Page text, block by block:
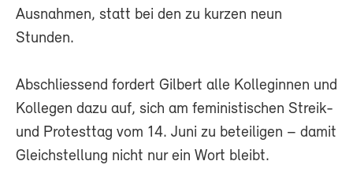
Ausnahmen, statt bei den zu kurzen neun
Stunden.
Abschliessend fordert Gilbert alle Kolleginnen und
Kollegen dazu auf, sich am feministischen Streik-
und Protesttag vom 14. Juni zu beteiligen – damit
Gleichstellung nicht nur ein Wort bleibt.